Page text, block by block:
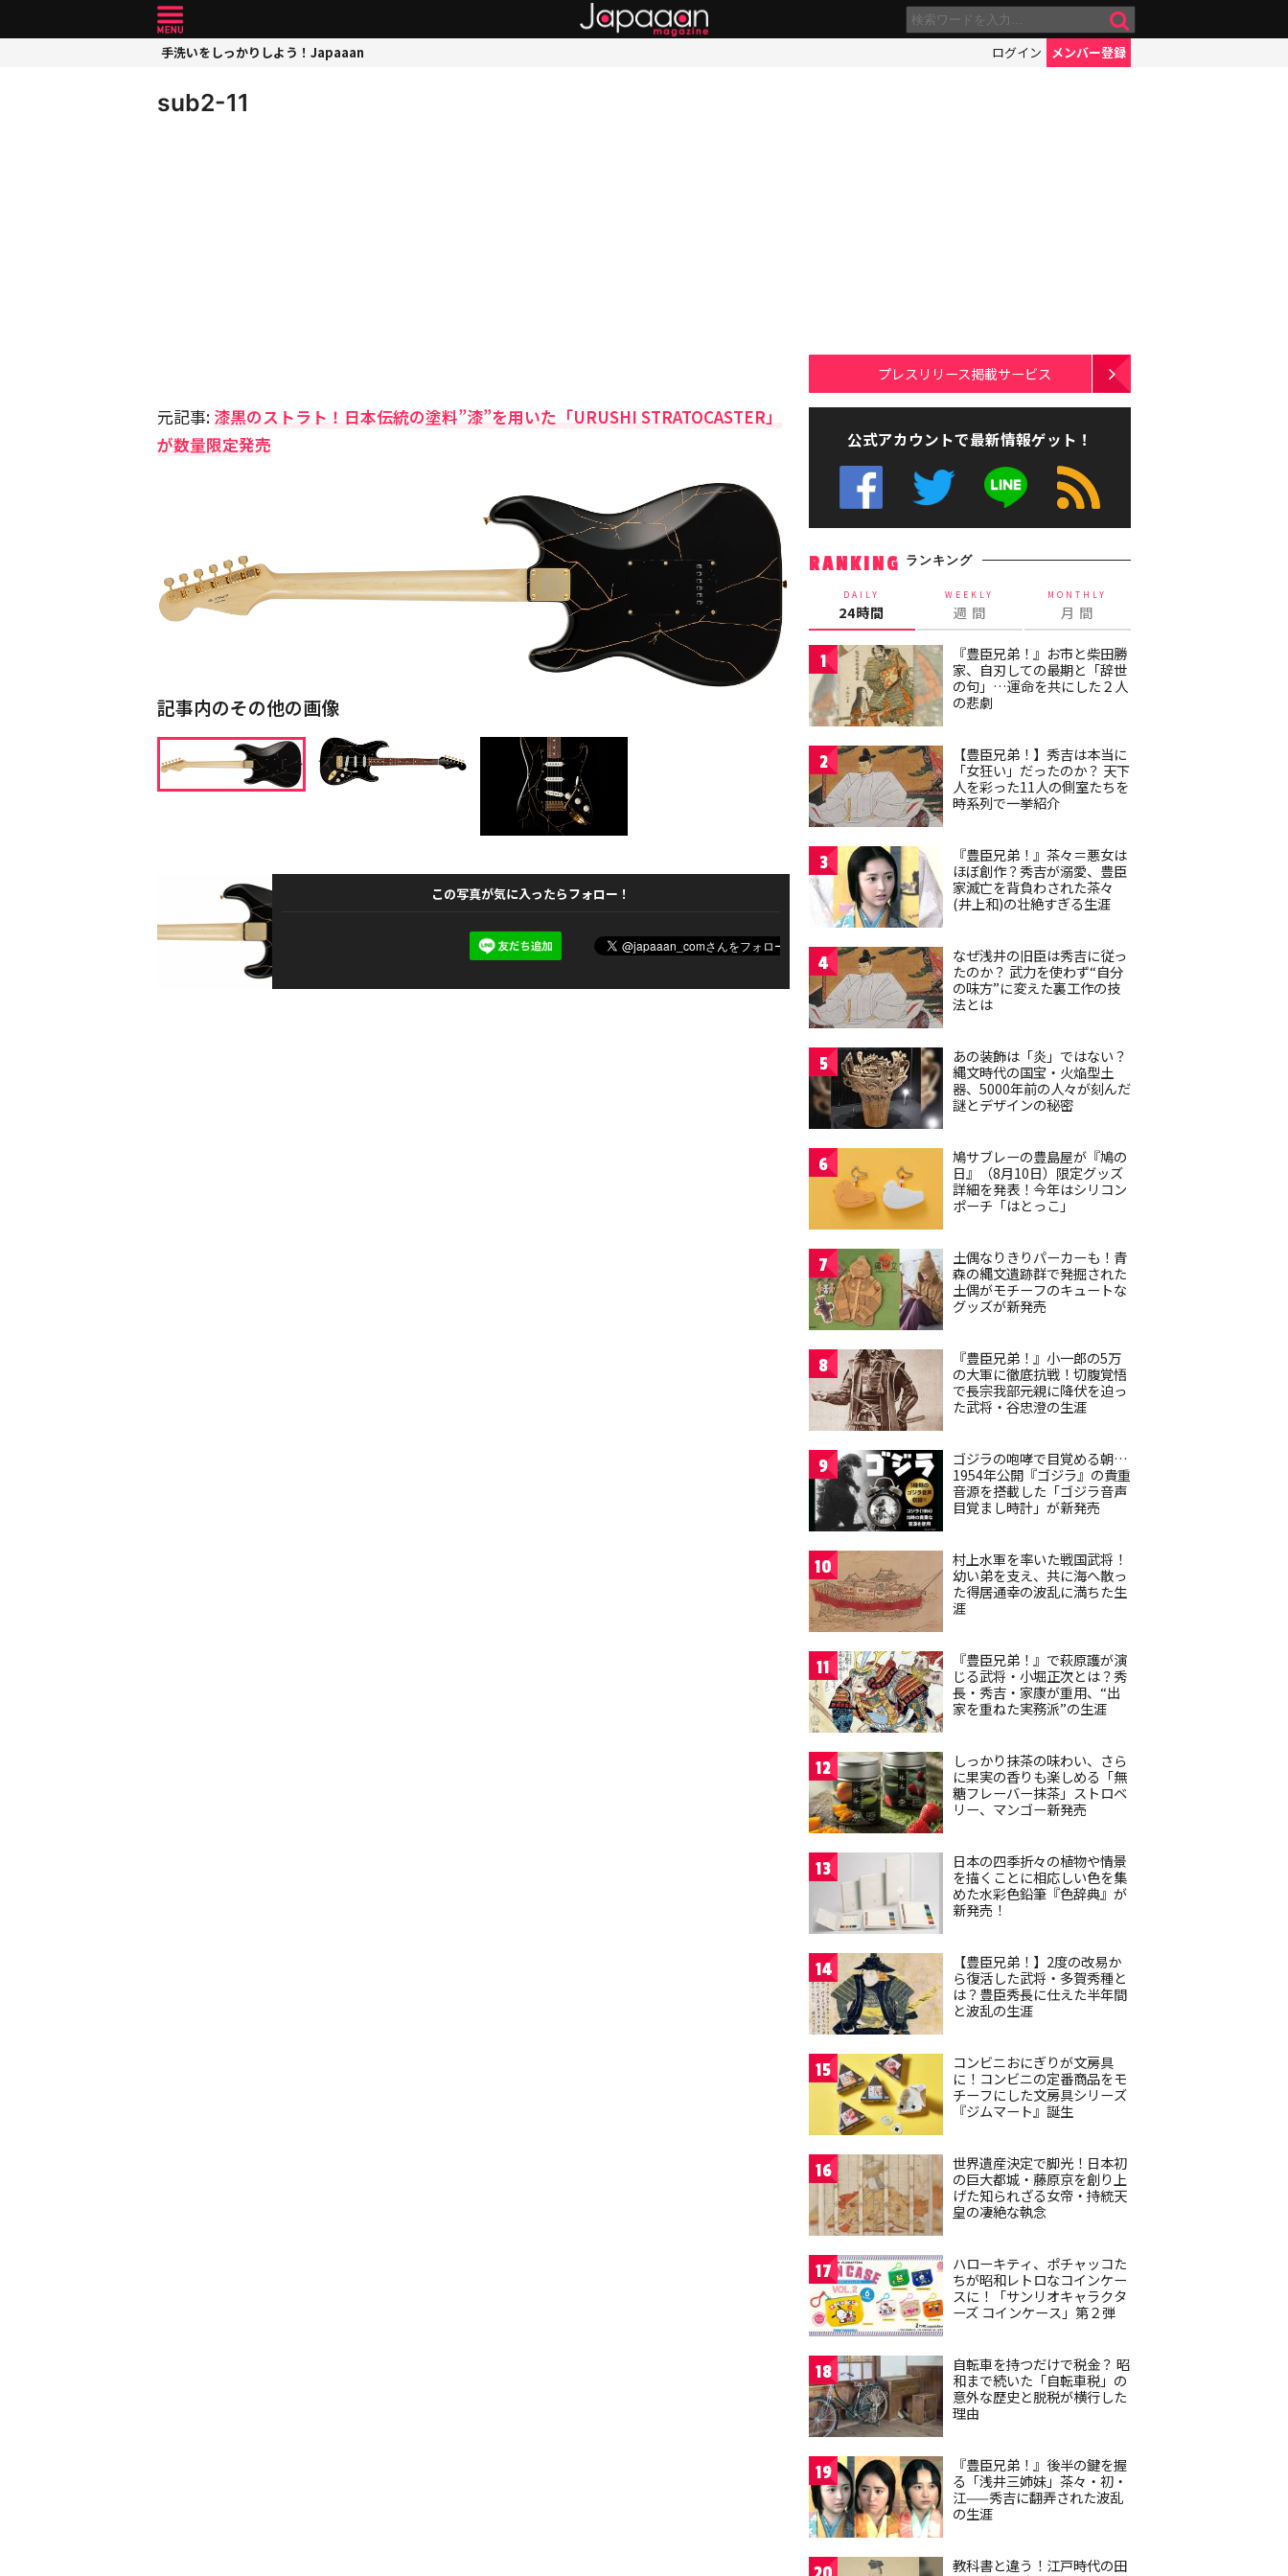
手洗いをしっかりしよう！Japaaan ログイン メンバー登録
sub2-11
元記事: 漆黒のストラト！日本伝統の塗料”漆”を用いた「URUSHI STRATOCASTER」
が数量限定発売
記事内のその他の画像
この写真が気に入ったらフォロー！
プレスリリース掲載サービス
公式アカウントで最新情報ゲット！
RANKING ランキング
DAILY
24時間
WEEKLY
週 間
MONTHLY
月 間
1
『豊臣兄弟！』お市と柴田勝
家、自刃しての最期と「辞世
の句」…運命を共にした２人
の悲劇
2
【豊臣兄弟！】秀吉は本当に
「女狂い」だったのか？ 天下
人を彩った11人の側室たちを
時系列で一挙紹介
3
『豊臣兄弟！』茶々＝悪女は
ほぼ創作？秀吉が溺愛、豊臣
家滅亡を背負わされた茶々
(井上和)の壮絶すぎる生涯
4
なぜ浅井の旧臣は秀吉に従っ
たのか？ 武力を使わず“自分
の味方”に変えた裏工作の技
法とは
5
あの装飾は「炎」ではない？
縄文時代の国宝・火焔型土
器、5000年前の人々が刻んだ
謎とデザインの秘密
6
鳩サブレーの豊島屋が『鳩の
日』（8月10日）限定グッズ
詳細を発表！今年はシリコン
ポーチ「はとっこ」
7
土偶なりきりパーカーも！青
森の縄文遺跡群で発掘された
土偶がモチーフのキュートな
グッズが新発売
8
『豊臣兄弟！』小一郎の5万
の大軍に徹底抗戦！切腹覚悟
で長宗我部元親に降伏を迫っ
た武将・谷忠澄の生涯
9
ゴジラの咆哮で目覚める朝…
1954年公開『ゴジラ』の貴重
音源を搭載した「ゴジラ音声
目覚まし時計」が新発売
10
村上水軍を率いた戦国武将！
幼い弟を支え、共に海へ散っ
た得居通幸の波乱に満ちた生
涯
11
『豊臣兄弟！』で萩原護が演
じる武将・小堀正次とは？秀
長・秀吉・家康が重用、“出
家を重ねた実務派”の生涯
12
しっかり抹茶の味わい、さら
に果実の香りも楽しめる「無
糖フレーバー抹茶」ストロベ
リー、マンゴー新発売
13
日本の四季折々の植物や情景
を描くことに相応しい色を集
めた水彩色鉛筆『色辞典』が
新発売！
14
【豊臣兄弟！】2度の改易か
ら復活した武将・多賀秀種と
は？豊臣秀長に仕えた半年間
と波乱の生涯
15
コンビニおにぎりが文房具
に！コンビニの定番商品をモ
チーフにした文房具シリーズ
『ジムマート』誕生
16
世界遺産決定で脚光！日本初
の巨大都城・藤原京を創り上
げた知られざる女帝・持統天
皇の凄絶な執念
17
ハローキティ、ポチャッコた
ちが昭和レトロなコインケー
スに！「サンリオキャラクタ
ーズ コインケース」第２弾
18
自転車を持つだけで税金？ 昭
和まで続いた「自転車税」の
意外な歴史と脱税が横行した
理由
19
『豊臣兄弟！』後半の鍵を握
る「浅井三姉妹」茶々・初・
江——秀吉に翻弄された波乱
の生涯
教科書と違う！江戸時代の田